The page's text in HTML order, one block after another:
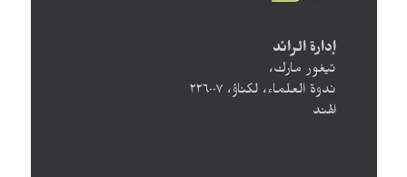
إدارة الرائد
تيغور مارك،
ندوة العلماء، لكناؤ، ۲۲٦۰۰۷
الهند